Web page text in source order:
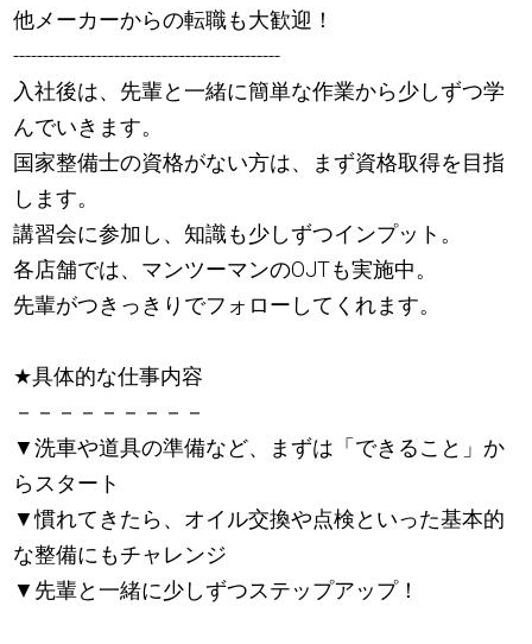
他メーカーからの転職も大歓迎！
---------------------------------------------
入社後は、先輩と一緒に簡単な作業から少しずつ学
んでいきます。
国家整備士の資格がない方は、まず資格取得を目指
します。
講習会に参加し、知識も少しずつインプット。
各店舗では、マンツーマンのOJTも実施中。
先輩がつきっきりでフォローしてくれます。
★具体的な仕事内容
－－－－－－－－－
▼洗車や道具の準備など、まずは「できること」か
らスタート
▼慣れてきたら、オイル交換や点検といった基本的
な整備にもチャレンジ
▼先輩と一緒に少しずつステップアップ！